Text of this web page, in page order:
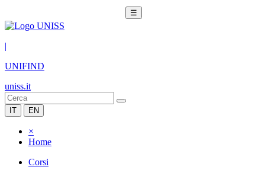
☰
|
UNIFIND
uniss.it
IT EN
×
Home
Corsi